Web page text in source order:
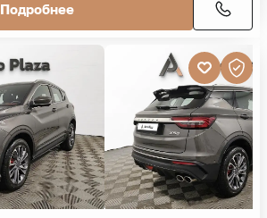
Подробнее